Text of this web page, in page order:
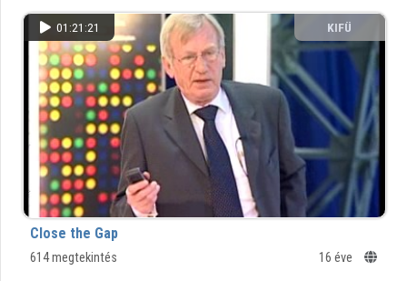
Intézményi felfedezés
Kategóriák
Intézményi listák
Intézmények
Közreműködők
01:21:21 KIFÜ
Close the Gap
614 megtekintés 16 éve